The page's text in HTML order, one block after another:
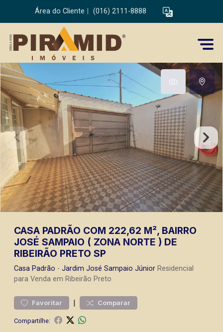
Área do Cliente (016) 2111-8888
CASA PADRÃO COM 222,62 M², BAIRRO
JOSÉ SAMPAIO ( ZONA NORTE ) DE
RIBEIRÃO PRETO SP
Casa Padrão - Jardim José Sampaio Júnior Residencial
para Venda em Ribeirão Preto
Favoritar | Comparar
Compartilhe: